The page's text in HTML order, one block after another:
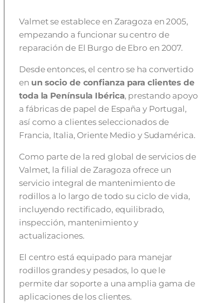
Valmet se establece en Zaragoza en 2005,
empezando a funcionar su centro de
reparación de El Burgo de Ebro en 2007.
Desde entonces, el centro se ha convertido
en un socio de confianza para clientes de
toda la Península Ibérica, prestando apoyo
a fábricas de papel de España y Portugal,
así como a clientes seleccionados de
Francia, Italia, Oriente Medio y Sudamérica.
Como parte de la red global de servicios de
Valmet, la filial de Zaragoza ofrece un
servicio integral de mantenimiento de
rodillos a lo largo de todo su ciclo de vida,
incluyendo rectificado, equilibrado,
inspección, mantenimiento y
actualizaciones.
El centro está equipado para manejar
rodillos grandes y pesados, lo que le
permite dar soporte a una amplia gama de
aplicaciones de los clientes.